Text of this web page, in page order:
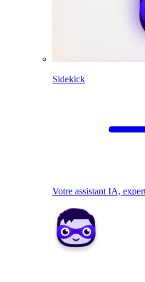
Sidekick
Votre assistant IA,